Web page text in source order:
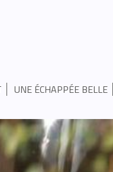
UNE ÉCHAPPÉE BELLE